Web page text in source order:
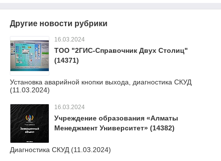
Другие новости рубрики
16.03.2024
ТОО "2ГИС-Справочник Двух Столиц"
(14371)
Установка аварийной кнопки выхода, диагностика СКУД
(11.03.2024)
16.03.2024
Учреждение образования «Алматы
Менеджмент Университет» (14382)
Диагностика СКУД (11.03.2024)